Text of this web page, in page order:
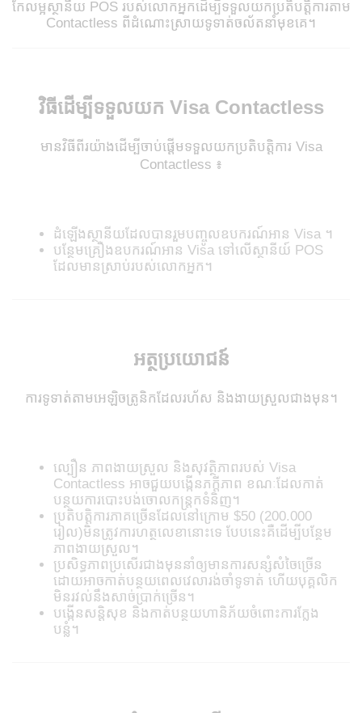
កែលម្អស្ថានីយ POS របស់លោកអ្នកដើម្បីទទួលយកប្រតិបត្តិការតាម
Contactless ពីដំណោះស្រាយទូទាត់ចល័តនាំមុខគេ។
វិធីដើម្បីទទួលយក Visa Contactless
មានវិធីពីរយ៉ាងដើម្បីចាប់ផ្តើមទទួលយកប្រតិបត្តិការ Visa
Contactless ៖
ដំឡើងស្ថានីយដែលបានរួមបញ្ចូលឧបករណ៍អាន Visa ។
បន្ថែមគ្រឿងឧបករណ៍អាន Visa ទៅលើស្ថានីយ៍ POS
ដែលមានស្រាប់របស់លោកអ្នក។
អត្ថប្រយោជន៍
ការទូទាត់តាមអេឡិចត្រូនិកដែលរហ័ស និងងាយស្រួលជាងមុន។
ល្បឿន ភាពងាយស្រួល និងសុវត្ថិភាពរបស់​ Visa
Contactless អាចជួយបង្កើនភក្តីភាព ខណៈដែលកាត់
បន្ថយការបោះបង់ចោលកន្ត្រកទំនិញ។
ប្រតិបត្តិការភាគច្រើនដែលនៅក្រោម $50 (200.000
រៀល)មិនត្រូវការហត្ថលេខានោះទេ បែបនេះគឺដើម្បីបន្ថែម
ភាពងាយស្រួល។
ប្រសិទ្ធភាពប្រសើរជាងមុននាំឲ្យមានការសន្សំសំចៃច្រើន
ដោយអាចកាត់បន្ថយពេលវេលារង់ចាំទូទាត់ ហើយបុគ្គលិក
មិនរវល់នឹងសាច់ប្រាក់ច្រើន។
បង្កើនសន្តិសុខ និងកាត់បន្ថយហានិភ័យចំពោះការក្លែង
បន្លំ។